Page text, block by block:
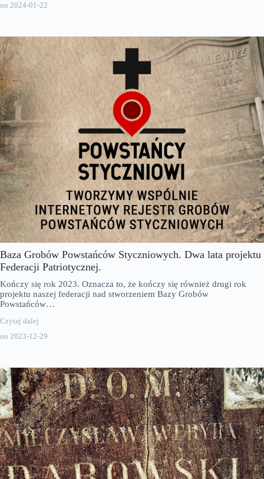
on 2024-01-22
Baza Grobów Powstańców Styczniowych. Dwa lata projektu
Federacji Patriotycznej.
on 2023-12-29
Kończy się rok 2023. Oznacza to, że kończy się również drugi rok
projektu naszej federacji nad stworzeniem Bazy Grobów
Powstańców…
Czytaj dalej